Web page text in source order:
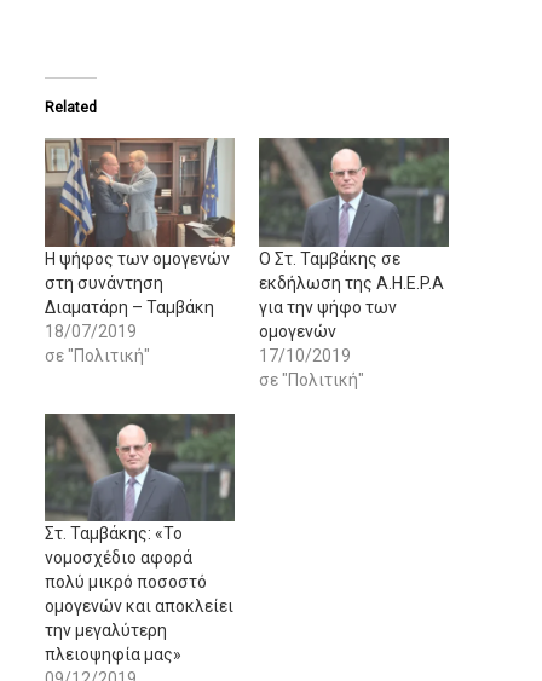
Related
Η ψήφος των ομογενών
στη συνάντηση
Διαματάρη – Ταμβάκη
18/07/2019
σε "Πολιτική"
Ο Στ. Ταμβάκης σε
εκδήλωση της A.H.E.P.A
για την ψήφο των
ομογενών
17/10/2019
σε "Πολιτική"
Στ. Ταμβάκης: «Το
νομοσχέδιο αφορά
πολύ μικρό ποσοστό
ομογενών και αποκλείει
την μεγαλύτερη
πλειοψηφία μας»